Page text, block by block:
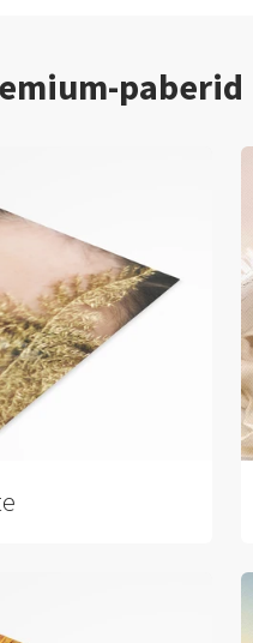
paberid